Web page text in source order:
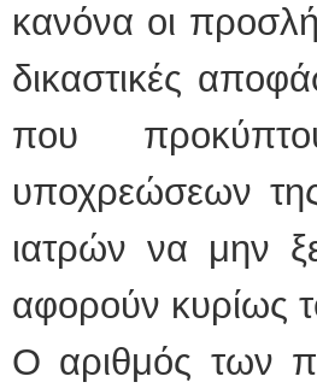
κανόνα οι
δικαστικές
που
υποχρεώσεων
ιατρών να μην
αφορούν κυρίως
Ο αριθμός των